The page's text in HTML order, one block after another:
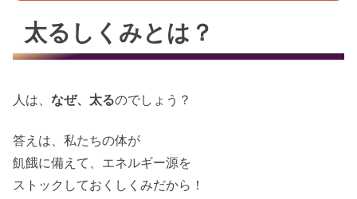
太るしくみとは？
人は、 なぜ、太るのでしょう？
答えは、私たちの体が
飢餓に備えて、エネルギー源を
ストックしておくしくみだから！